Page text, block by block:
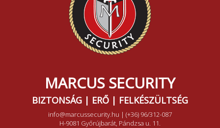
MARCUS SECURITY
BIZTONSÁG | ERŐ | FELKÉSZÜLTSÉG
info@marcussecurity.hu | (+36) 96/312-087
H-9081 Győrújbarát, Pándzsa u. 11.